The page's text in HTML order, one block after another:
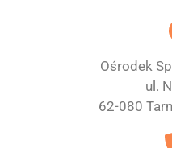
Ośrodek
ul.
62-080